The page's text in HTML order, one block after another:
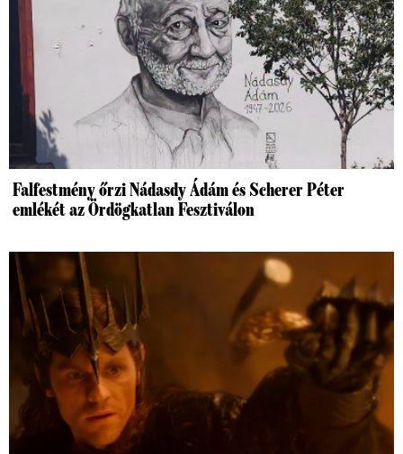
Falfestmény őrzi Nádasdy Ádám és Scherer Péter
emlékét az Ördögkatlan Fesztiválon